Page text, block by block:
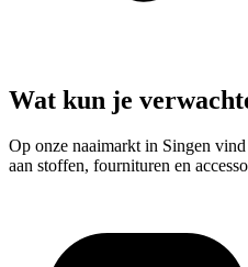
Wat kun je
Op onze naaimarkt in Singen
aan stoffen, fournituren en